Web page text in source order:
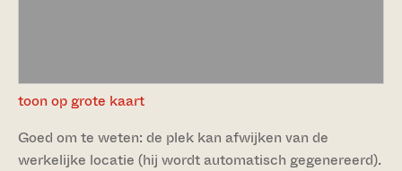
toon op grote kaart
Goed om te weten: de plek kan afwijken van de
werkelijke locatie (hij wordt automatisch gegenereerd).